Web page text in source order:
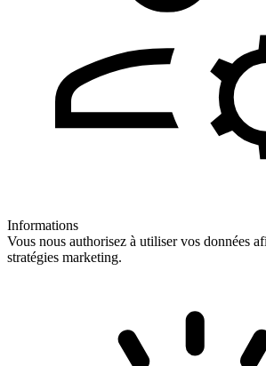
Informations
Vous nous authorisez à utiliser vos données
stratégies marketing.